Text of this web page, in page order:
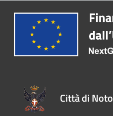
Città di Noto